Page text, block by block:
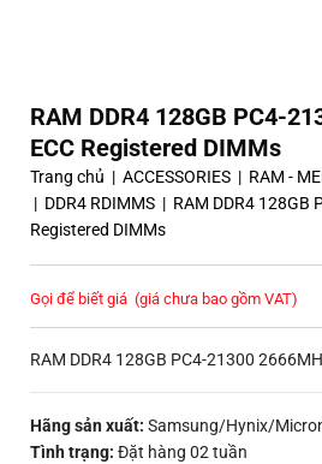
RAM DDR4 128GB PC4-
ECC Registered DIMMs
Trang chủ | ACCESSORIES | RAM -
| DDR4 RDIMMS | RAM DDR4 128GB
Registered DIMMs
Gọi để biết giá (giá chưa bao gồm VAT)
RAM DDR4 128GB PC4-21300
Hãng sản xuất: Samsung/Hynix/
Tình trạng: Đặt hàng 02 tuần